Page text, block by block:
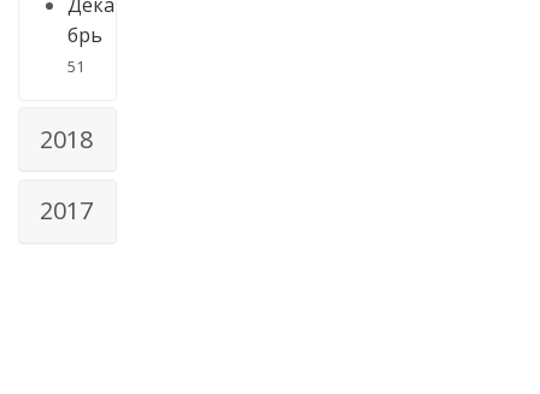
брь
51
2018
2017